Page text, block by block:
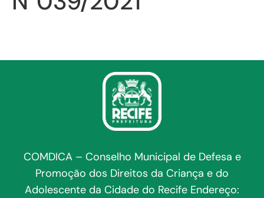
COMDICA – Conselho Municipal de Defesa e
Promoção dos Direitos da Criança e do
Adolescente da Cidade do Recife Endereço: